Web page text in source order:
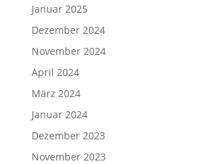
Januar 2025
Dezember 2024
November 2024
April 2024
März 2024
Januar 2024
Dezember 2023
November 2023